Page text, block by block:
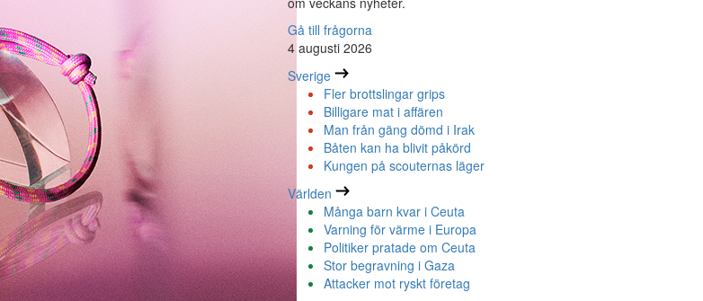
Gå till frågorna
4 augusti 2026
Sverige
Fler brottslingar grips
Billigare mat i affären
Man från gäng dömd i Irak
Båten kan ha blivit påkörd
Kungen på scouternas läger
Världen
Många barn kvar i Ceuta
Varning för värme i Europa
Politiker pratade om Ceuta
Stor begravning i Gaza
Attacker mot ryskt företag